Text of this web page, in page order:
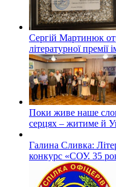
Сергій Мартинюк
літературної
Поки живе наше
серцях – житиме й
Галина Сливка:
конкурс «СОУ. 35